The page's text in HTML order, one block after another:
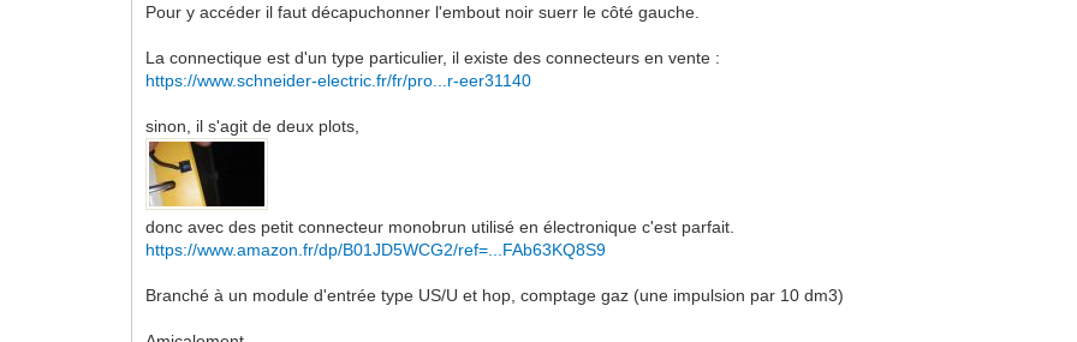
Pour y accéder il faut décapuchonner l'embout noir suerr le côté gauche.
La connectique est d'un type particulier, il existe des connecteurs en vente :
https://www.schneider-electric.fr/fr/pro...r-eer31140
sinon, il s'agit de deux plots,
donc avec des petit connecteur monobrun utilisé en électronique c'est parfait.
https://www.amazon.fr/dp/B01JD5WCG2/ref=...FAb63KQ8S9
Branché à un module d'entrée type US/U et hop, comptage gaz (une impulsion par 10 dm3)